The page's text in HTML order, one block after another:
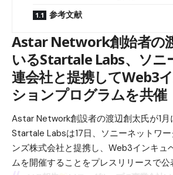
参考文献
Astar Network創始者の
いるStartale Labs、ソニ
連会社と提携してWeb3
ションプログラムを共催
Astar Network創設者の渡辺創太氏が1
Startale Labsは17日、ソニーネットワ
ンズ株式会社と提携し、Web3インキュ
ムを開催することをプレスリリースで公